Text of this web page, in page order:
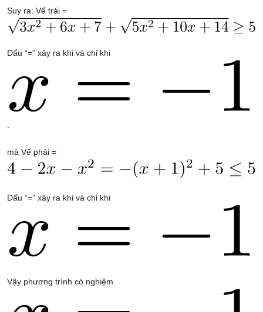
Suy ra: Vế trái =
Dấu “=” xảy ra khi và chỉ khi
mà Vế phải =
Dấu “=” xảy ra khi và chỉ khi
Vậy phương trình có nghiệm